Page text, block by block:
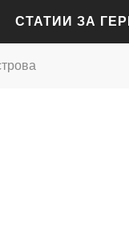
СТАТИИ ЗА